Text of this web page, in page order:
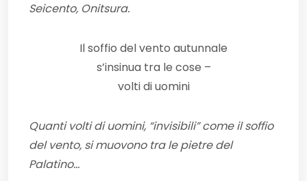
Seicento, Onitsura.
Il soffio del vento autunnale
s’insinua tra le cose –
volti di uomini
Quanti volti di uomini, “invisibili” come il soffio
del vento, si muovono tra le pietre del
Palatino...